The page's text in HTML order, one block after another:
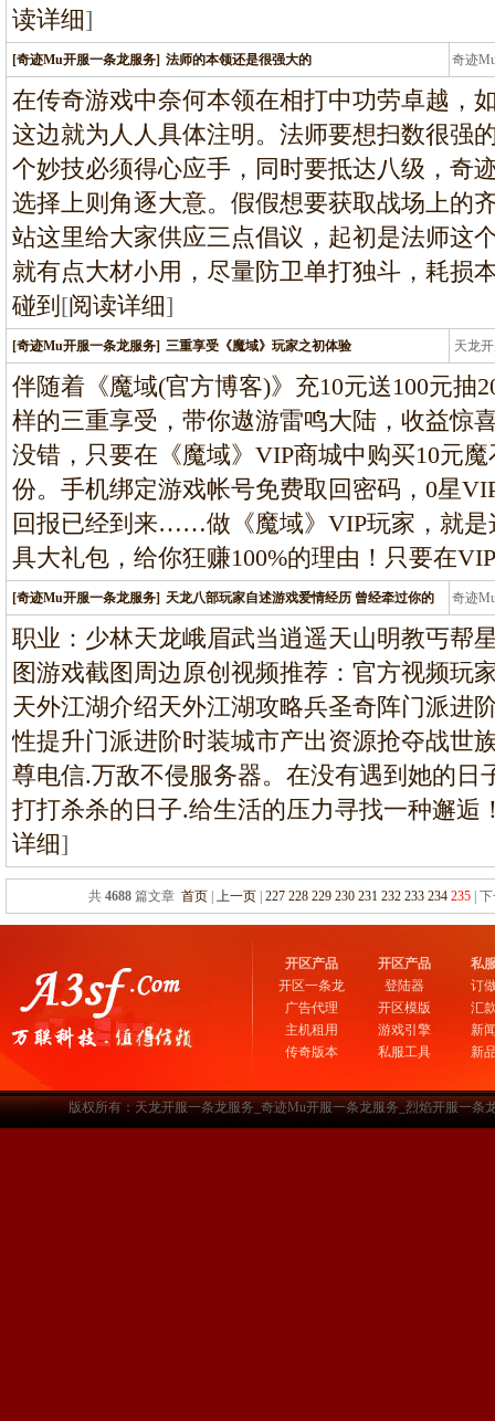
读详细]
[奇迹Mu开服一条龙服务] 法师的本领还是很强大的 奇迹
条
在传奇游戏中奈何本领在相打中功劳卓越，
这边就为人人具体注明。法师要想扫数很强
个妙技必须得心应手，同时要抵达八级，奇
选择上则角逐大意。假假想要获取战场上的
站这里给大家供应三点倡议，起初是法师这
就有点大材小用，尽量防卫单打独斗，耗损
碰到 [阅读详细]
[奇迹Mu开服一条龙服务] 三重享受《魔域》玩家之初体验 天龙
龙
伴随着《魔域(官方博客)》充10元送100元抽
样的三重享受，带你遨游雷鸣大陆，收益惊
没错，只要在《魔域》VIP商城中购买10元
份。手机绑定游戏帐号免费取回密码，0星
回报已经到来……做《魔域》VIP玩家，就是
具大礼包，给你狂赚100%的理由！只要在
[奇迹Mu开服一条龙服务] 天龙八部玩家自述游戏爱情经历 曾经牵过你的 奇迹
条
职业：少林天龙峨眉武当逍遥天山明教丐帮
图游戏截图周边原创视频推荐：官方视频玩
天外江湖介绍天外江湖攻略兵圣奇阵门派进
性提升门派进阶时装城市产出资源抢夺战世
尊电信.万敌不侵服务器。在没有遇到她的日
打打杀杀的日子.给生活的压力寻找一种邂逅
详细]
共 4688篇文章 首页| 上一页| 227 228 229 230 231 232 233 234 235| 下
开区产品
开区一条龙
广告代理
主机租用
传奇版本
开区产品
登陆器
开区模版
游戏引擎
私服工具
私
订
汇
新
新
版权所有：天龙开服一条龙服务_奇迹Mu开服一条龙服务_烈焰开服一条